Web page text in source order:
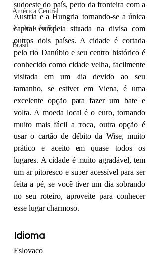
América Central
América do Sul
Brasil
sudoeste do país, perto da fronteira com a
Áustria e a Hungria, tornando-se a única
capital europeia situada na divisa com
outros dois países. A cidade é cortada
pelo rio Danúbio e seu centro histórico é
conhecido como cidade velha, facilmente
visitada em um dia devido ao seu
tamanho, se estiver em Viena, é uma
excelente opção para fazer um bate e
volta. A moeda local é o euro, tornando
muito mais fácil a troca, outra opção é
usar o cartão de débito da Wise, muito
prático e aceito em quase todos os
lugares. A cidade é muito agradável, tem
um ar pitoresco e super acessível para ser
feita a pé, se você tiver um dia sobrando
no seu roteiro, aproveite para conhecer
esse lugar charmoso.
Idioma
Eslovaco